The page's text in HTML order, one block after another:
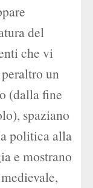
del
che vi
un
(dalla fine
spaziano
politica alla
e mostrano